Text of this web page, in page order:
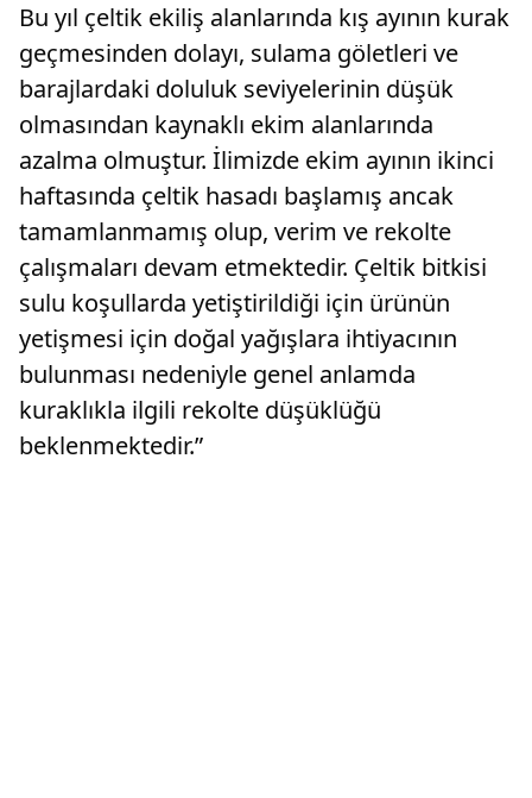
Bu yıl çeltik ekiliş alanlarında kış ayının kurak
geçmesinden dolayı, sulama göletleri ve
barajlardaki doluluk seviyelerinin düşük
olmasından kaynaklı ekim alanlarında
azalma olmuştur. İlimizde ekim ayının ikinci
haftasında çeltik hasadı başlamış ancak
tamamlanmamış olup, verim ve rekolte
çalışmaları devam etmektedir. Çeltik bitkisi
sulu koşullarda yetiştirildiği için ürünün
yetişmesi için doğal yağışlara ihtiyacının
bulunması nedeniyle genel anlamda
kuraklıkla ilgili rekolte düşüklüğü
beklenmektedir.”